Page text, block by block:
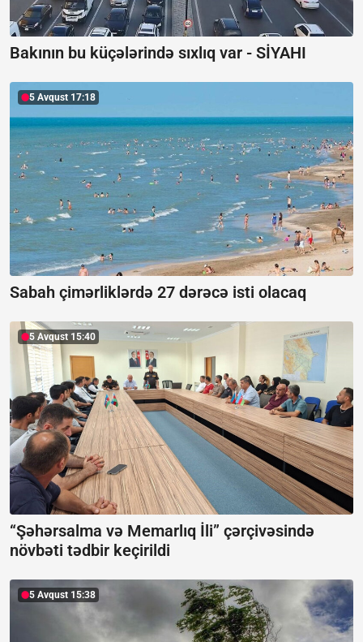
Bakının bu küçələrində sıxlıq var - SİYAHI
5 Avqust 17:18
Sabah çimərliklərdə 27 dərəcə isti olacaq
5 Avqust 15:40
“Şəhərsalma və Memarlıq İli” çərçivəsində
növbəti tədbir keçirildi
5 Avqust 15:38